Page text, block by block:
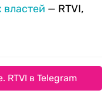
— RTVI,
в Telegram